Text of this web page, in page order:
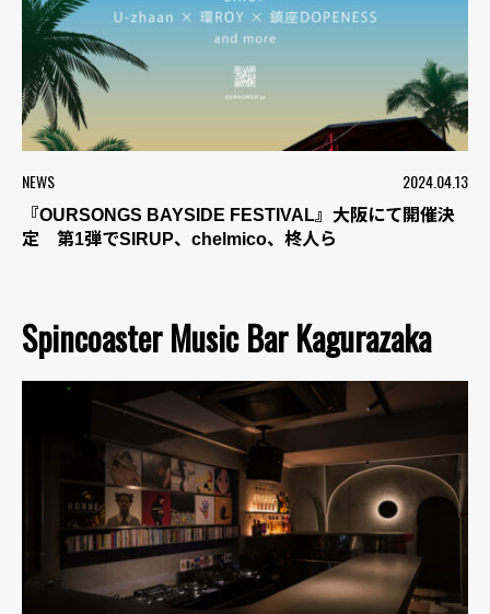
NEWS 2024.04.13
『OURSONGS BAYSIDE FESTIVAL』大阪にて開催決
定 第1弾でSIRUP、chelmico、柊人ら
Spincoaster Music Bar Kagurazaka